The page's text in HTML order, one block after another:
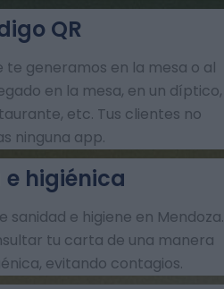
te generamos en la mesa o al
en la mesa, en un díptico,
etc. Tus clientes no
ninguna app.
QR
sanidad e higiene en Mendoza.
tu carta de una manera
evitando contagios.
e higiénica